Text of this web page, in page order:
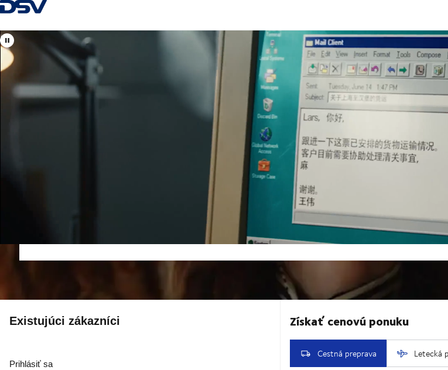
Návrat na hlavnú stránku
Vaši špecialisti na logistické riešenia, ako aj na cestnú, námornú a leteckú prepravu.
Existujúci zákazníci
Prihlásiť sa